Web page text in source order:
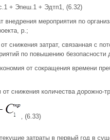
+ Эпеш.1 + Эдтп1, (6.32)
внедрения мероприятия по
р.;
снижения затрат, связанная с
по повышению
от сокращения времени
от снижения количества дорожно-
, (6.33)
затраты в первый год в